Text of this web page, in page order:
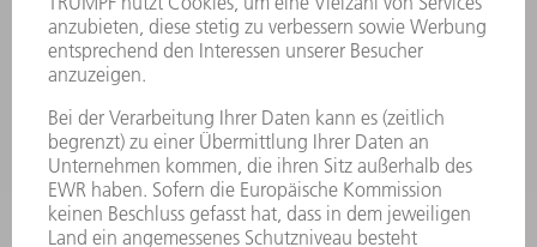
SICHERHEITSDATENBLÄTTER
PRODUKTE
MASCHINEN & SYSTEME
LEISTUNGSELEKTRONIK
ELEKTROWERKZEUGE
SMART FACTORY
SOFTWARE
SERVICES
ANWENDUNGEN